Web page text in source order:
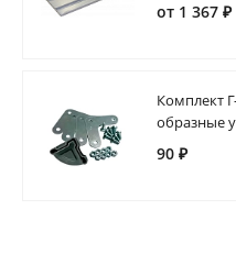
от 1 367 ₽
Комплект
образные
шт.) MS Hard
90 ₽